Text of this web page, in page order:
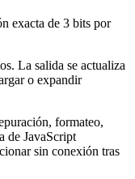
exacta de 3 bits por
La salida se actualiza
o expandir
formateo,
de JavaScript
sin conexión tras